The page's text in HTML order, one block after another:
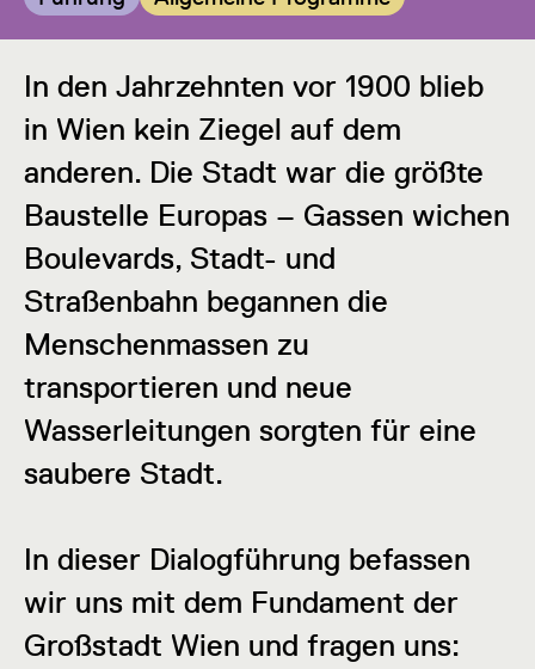
In den Jahrzehnten vor 1900 blieb
in Wien kein Ziegel auf dem
anderen. Die Stadt war die größte
Baustelle Europas – Gassen wichen
Boulevards, Stadt- und
Straßenbahn begannen die
Menschenmassen zu
transportieren und neue
Wasserleitungen sorgten für eine
saubere Stadt.
In dieser Dialogführung befassen
wir uns mit dem Fundament der
Großstadt Wien und fragen uns: